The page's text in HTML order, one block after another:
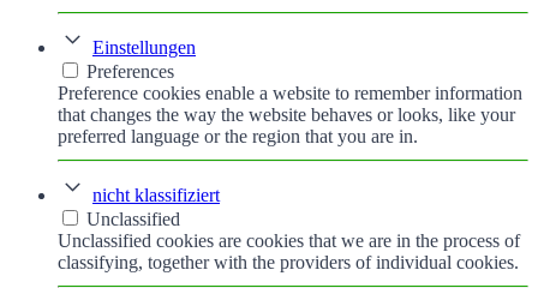
Einstellungen
Preferences
Preference cookies enable a website to remember information
that changes the way the website behaves or looks, like your
preferred language or the region that you are in.
nicht klassifiziert
Unclassified
Unclassified cookies are cookies that we are in the process of
classifying, together with the providers of individual cookies.